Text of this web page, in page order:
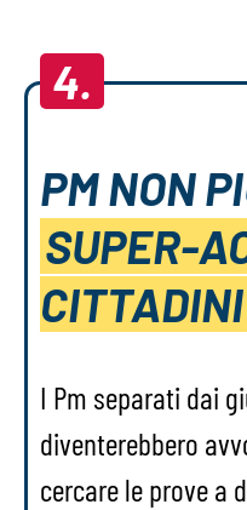
4.
PM NON
SUPER-
I Pm separati dai
diventerebbero
cercare le prove a